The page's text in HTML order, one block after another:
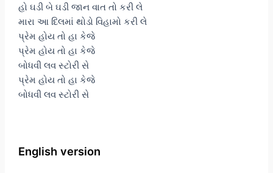
હો ઘડી બે ઘડી જાન વાત તો કરી લે
મારા આ દિલમાં થોડો વિહામો કરી લે
પ્રેમ હોય તો હા કેજે
પ્રેમ હોય તો હા કેજે
બોધવી લવ સ્ટોરી સે
પ્રેમ હોય તો હા કેજે
બોધવી લવ સ્ટોરી સે
English version